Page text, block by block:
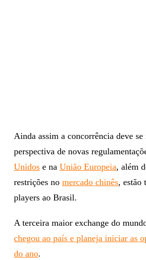
Ainda assim a concorrência deve
perspectiva de novas
Unidos e na União Europeia, além
restrições no mercado chinês, estão
players ao Brasil.
A terceira maior exchange do
chegou ao país e planeja iniciar as
do ano.